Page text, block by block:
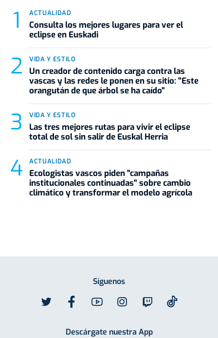
ACTUALIDAD
Consulta los mejores lugares para ver el
eclipse en Euskadi
VIDA Y ESTILO
Un creador de contenido carga contra las
vascas y las redes le ponen en su sitio: "Este
orangután de que árbol se ha caído"
VIDA Y ESTILO
Las tres mejores rutas para vivir el eclipse
total de sol sin salir de Euskal Herria
ACTUALIDAD
Ecologistas vascos piden "campañas
institucionales continuadas" sobre cambio
climático y transformar el modelo agrícola
Síguenos
Descárgate nuestra App